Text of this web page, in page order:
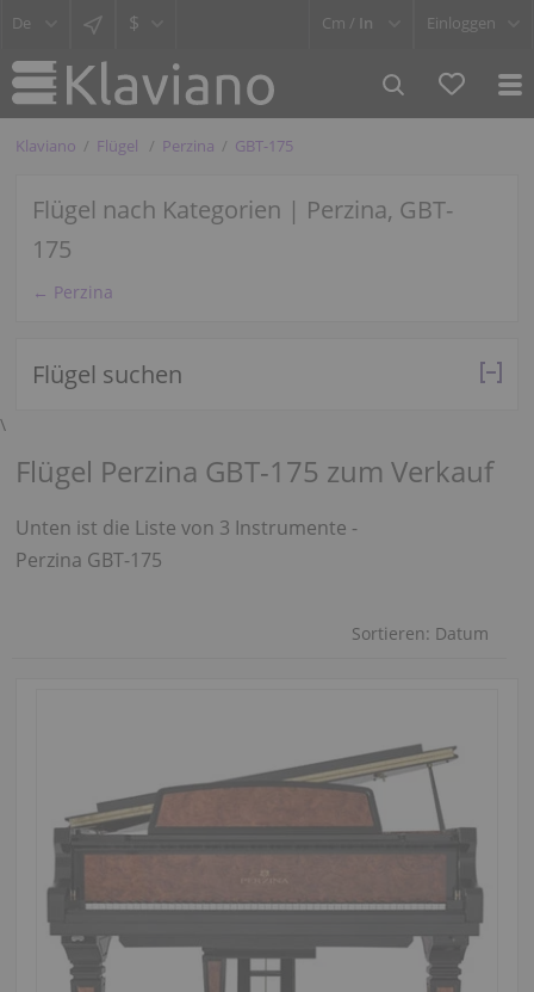
$ Cm / In Einloggen
Klaviano Flügel Perzina GBT-175
Flügel nach Kategorien | Perzina, GBT-
175
← Perzina
Flügel suchen
\
Flügel Perzina GBT-175 zum Verkauf
Unten ist die Liste von 3 Instrumente -
Perzina GBT-175
Sortieren: Datum